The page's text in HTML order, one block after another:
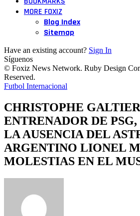
MORE FOXIZ
Blog Index
Sitemap
Have an existing account? Sign In
Síguenos
© Foxiz News Network. Ruby Design
Reserved.
Futbol Internacional
CHRISTOPHE
ENTRENADOR DE
LA AUSENCIA DEL
ARGENTINO LIONEL
MOLESTIAS EN EL